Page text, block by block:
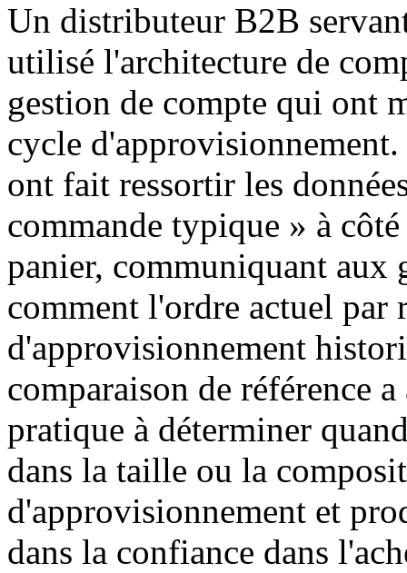
Un distributeur B2B
utilisé l'architecture de
gestion de compte qui ont
cycle
ont fait ressortir les
commande typique » à
panier, communiquant aux
comment l'ordre actuel par
d'approvisionnement
comparaison de référence
pratique à déterminer
dans la taille ou la
d'approvisionnement et
dans la confiance dans